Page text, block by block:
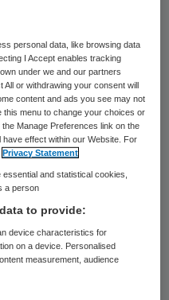
twee zittingen te
het in rekening
van een
De aanpassingen
en
zorg’
het aantal
wordt geplaatst
Dit kan voor een
de nieuwe
personal data, like browsing data
I Accept enables tracking
under we and our partners
All or withdrawing your consent will
content and ads you see may not
menu to change your choices or
Manage Preferences link on the
effect within our Website. For
Privacy Statement
and statistical cookies,
a person
to provide:
device characteristics for
on a device. Personalised
measurement, audience